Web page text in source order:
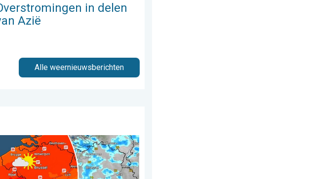
in delen
Azië
Alle weernieuwsberichten
. . zaterdag 1 augustus 2026
Zomerse zaterdag, buiige zondag. Weekendweer. . . vrijdag 24 juli 2026